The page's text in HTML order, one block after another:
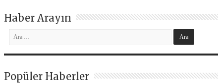
Haber Arayın
Popüler Haberler